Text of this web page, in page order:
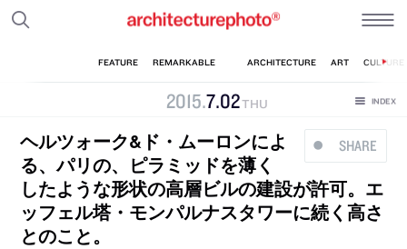
2015.7.02THU
SHARE
ヘルツォーク&ド・ムーロンによ
る、パリの、ピラミッドを薄く
したような形状の高層ビルの建設が許可。エ
ッフェル塔・モンパルナスタワーに続く高さ
とのこと。